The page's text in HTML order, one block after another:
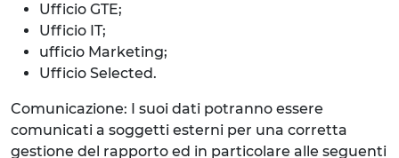
Ufficio GTE;
Ufficio IT;
ufficio Marketing;
Ufficio Selected.
Comunicazione: I suoi dati potranno essere
comunicati a soggetti esterni per una corretta
gestione del rapporto ed in particolare alle seguenti